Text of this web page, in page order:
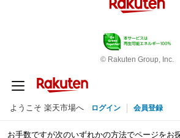
© Rakuten Group, Inc.
ようこそ 楽天市場へ ログイン 会員登録
お手数ですが次のいずれかの方法でページをお